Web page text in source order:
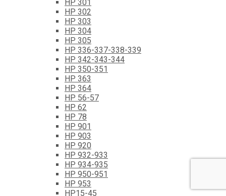
HP 301
HP 302
HP 303
HP 304
HP 305
HP 336-337-338-339
HP 342-343-344
HP 350-351
HP 363
HP 364
HP 56-57
HP 62
HP 78
HP 901
HP 903
HP 920
HP 932-933
HP 934-935
HP 950-951
HP 953
HP15-45